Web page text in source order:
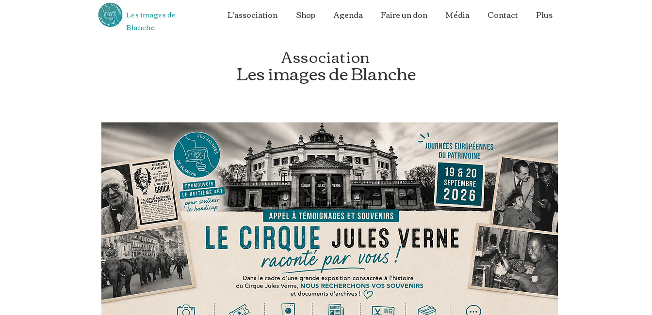
Les images de
Blanche
L'association Shop Agenda Faire un don Média Contact Plus
Association
Les images de Blanche